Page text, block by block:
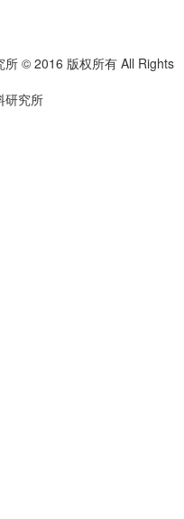
所 © 2016 版权所有 All Rights
研究所